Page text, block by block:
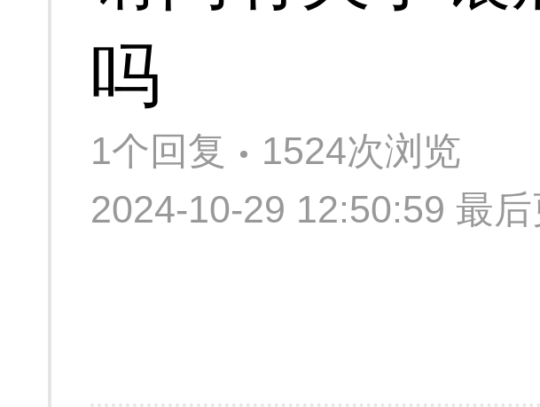
吗
1个回复
1524次浏览
2024-10-29 12:50:59 最